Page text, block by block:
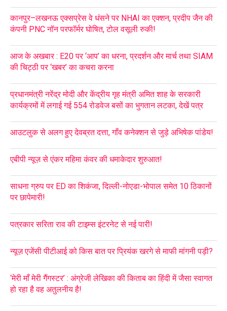
कानपुर–लखनऊ एक्सप्रेस वे धंसने पर NHAI का एक्शन, प्रदीप जैन की
कंपनी PNC नॉन परफॉर्मर घोषित, टोल वसूली रुकी!
आज के अखबार : E20 पर ‘आप’ का धरना, प्रदर्शन और मार्च तथा SIAM
की चिट्ठी पर ‘खबर’ का कचरा करना
प्रधानमंत्री नरेंद्र मोदी और केंद्रीय गृह मंत्री अमित शाह के सरकारी
कार्यक्रमों में लगाई गई 554 रोडवेज बसों का भुगतान लटका, देखें पत्र
आउटलुक से अलग हुए देवब्रत दत्ता, गाँव कनेक्शन से जुड़े अभिषेक पांडेय!
एबीपी न्यूज़ से एंकर महिमा कंवर की धमाकेदार शुरुआत!
साधना ग्रुप पर ED का शिकंजा, दिल्ली-नोएडा-भोपाल समेत 10 ठिकानों
पर छापेमारी!
पत्रकार सरिता राव की टाइम्स इंटरनेट से नई पारी!
न्यूज़ एजेंसी पीटीआई को किस बात पर प्रियंक खरगे से माफी मांगनी पड़ी?
‘मेरी माँ मेरी गैंगस्टर’ : अंग्रेजी लेखिका की किताब का हिंदी में जैसा स्वागत
हो रहा है वह अतुलनीय है!